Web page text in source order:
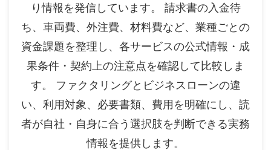
り情報を発信しています。 請求書の入金待
ち、車両費、外注費、材料費など、業種ごとの
資金課題を整理し、各サービスの公式情報・成
果条件・契約上の注意点を確認して比較しま
す。 ファクタリングとビジネスローンの違
い、利用対象、必要書類、費用を明確にし、読
者が自社・自身に合う選択肢を判断できる実務
情報を提供します。